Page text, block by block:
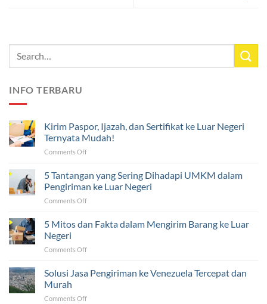
INFO TERBARU
Kirim Paspor, Ijazah, dan Sertifikat ke Luar Negeri
Ternyata Mudah!
Comments Offon
Ijazah,
dan
Sertifikat
Luar
5 Tantangan yang Sering Dihadapi UMKM dalam
Pengiriman ke Luar Negeri
Comments Offon
Tantangan
Dihadapi
dalam
5 Mitos dan Fakta dalam Mengirim Barang ke Luar
Negeri
Comments Offon
Mitos
dalam
Solusi Jasa Pengiriman ke Venezuela Tercepat dan
Murah
Comments Offon